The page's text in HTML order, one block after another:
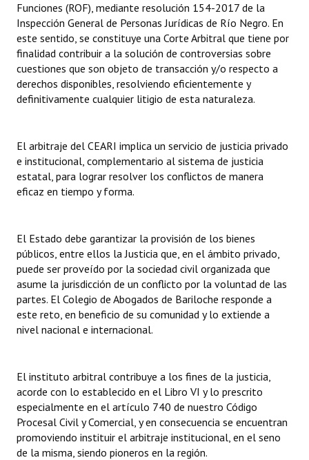
Actas de Audiencias Públicas
NORMATIVA
Comunicaciones
Declaraciones
Resoluciones de Presidencia
INSTITUCIONAL
Noticias Destacadas
Registros y Distinciones
Datos Históricos
Premio al Mérito - Registro
Mujeres que Dejaron Huellas - Registro
Periodistas Decanos - Registro
Ciudadano Ilustre - Registro
Funciones (ROF), mediante resolución 154-2017 de la
Inspección General de Personas Jurídicas de Río Negro. En
este sentido, se constituye una Corte Arbitral que tiene por
finalidad contribuir a la solución de controversias sobre
cuestiones que son objeto de transacción y/o respecto a
derechos disponibles, resolviendo eficientemente y
definitivamente cualquier litigio de esta naturaleza.
El arbitraje del CEARI implica un servicio de justicia privado
e institucional, complementario al sistema de justicia
estatal, para lograr resolver los conflictos de manera
eficaz en tiempo y forma.
El Estado debe garantizar la provisión de los bienes
públicos, entre ellos la Justicia que, en el ámbito privado,
puede ser proveído por la sociedad civil organizada que
asume la jurisdicción de un conflicto por la voluntad de las
partes. El Colegio de Abogados de Bariloche responde a
este reto, en beneficio de su comunidad y lo extiende a
nivel nacional e internacional.
El instituto arbitral contribuye a los fines de la justicia,
acorde con lo establecido en el Libro VI y lo prescrito
especialmente en el artículo 740 de nuestro Código
Procesal Civil y Comercial, y en consecuencia se encuentran
promoviendo instituir el arbitraje institucional, en el seno
de la misma, siendo pioneros en la región.